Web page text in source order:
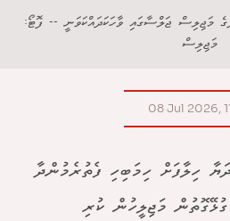
މަޖިލިސް ޖަލްސާގައި ވާހަކަދައްކަވަނީ -- ފޮޓޯ:
މަޖިލިސް
08 Jul 2026,
ހިލާފަށް ހިމަބިހި ފެތުރެމުންދާ
މަޖިލީހުން ކުރި